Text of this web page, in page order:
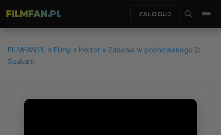
FILMFAN.PL ZALOGUJ
FILMFAN.PL » Filmy » Horror » Zabawa w pochowanego 2:
Szukam